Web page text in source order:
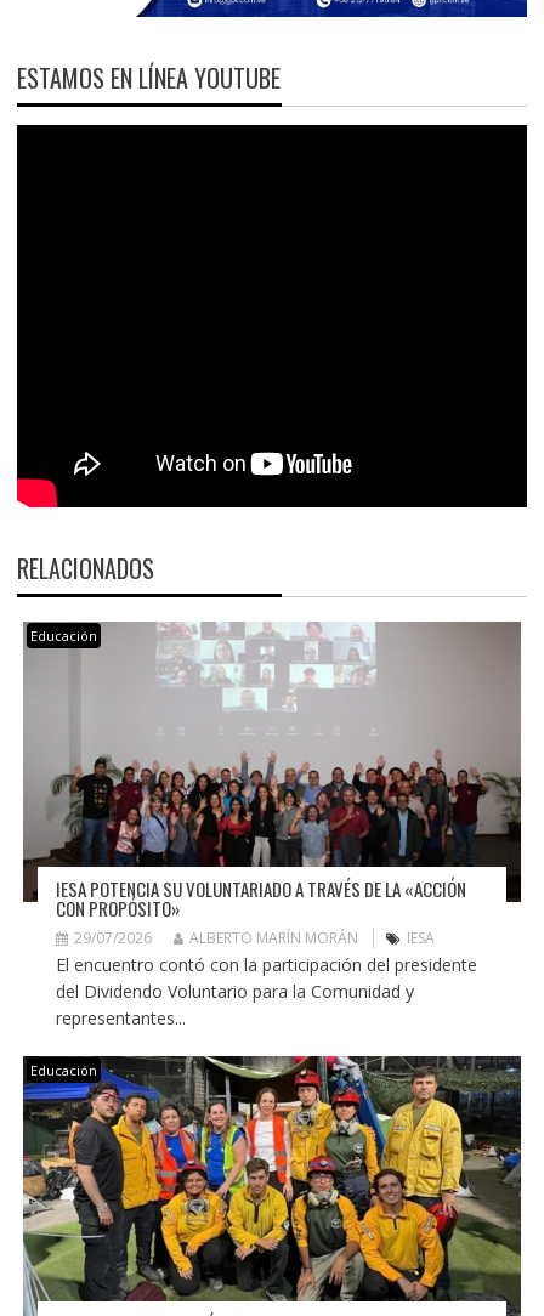
ESTAMOS EN LÍNEA YOUTUBE
RELACIONADOS
Educación
IESA POTENCIA SU VOLUNTARIADO A TRAVÉS DE LA «ACCIÓN
CON PROPÓSITO»
29/07/2026 ALBERTO MARÍN MORÁN IESA
El encuentro contó con la participación del presidente
del Dividendo Voluntario para la Comunidad y
representantes...
Educación